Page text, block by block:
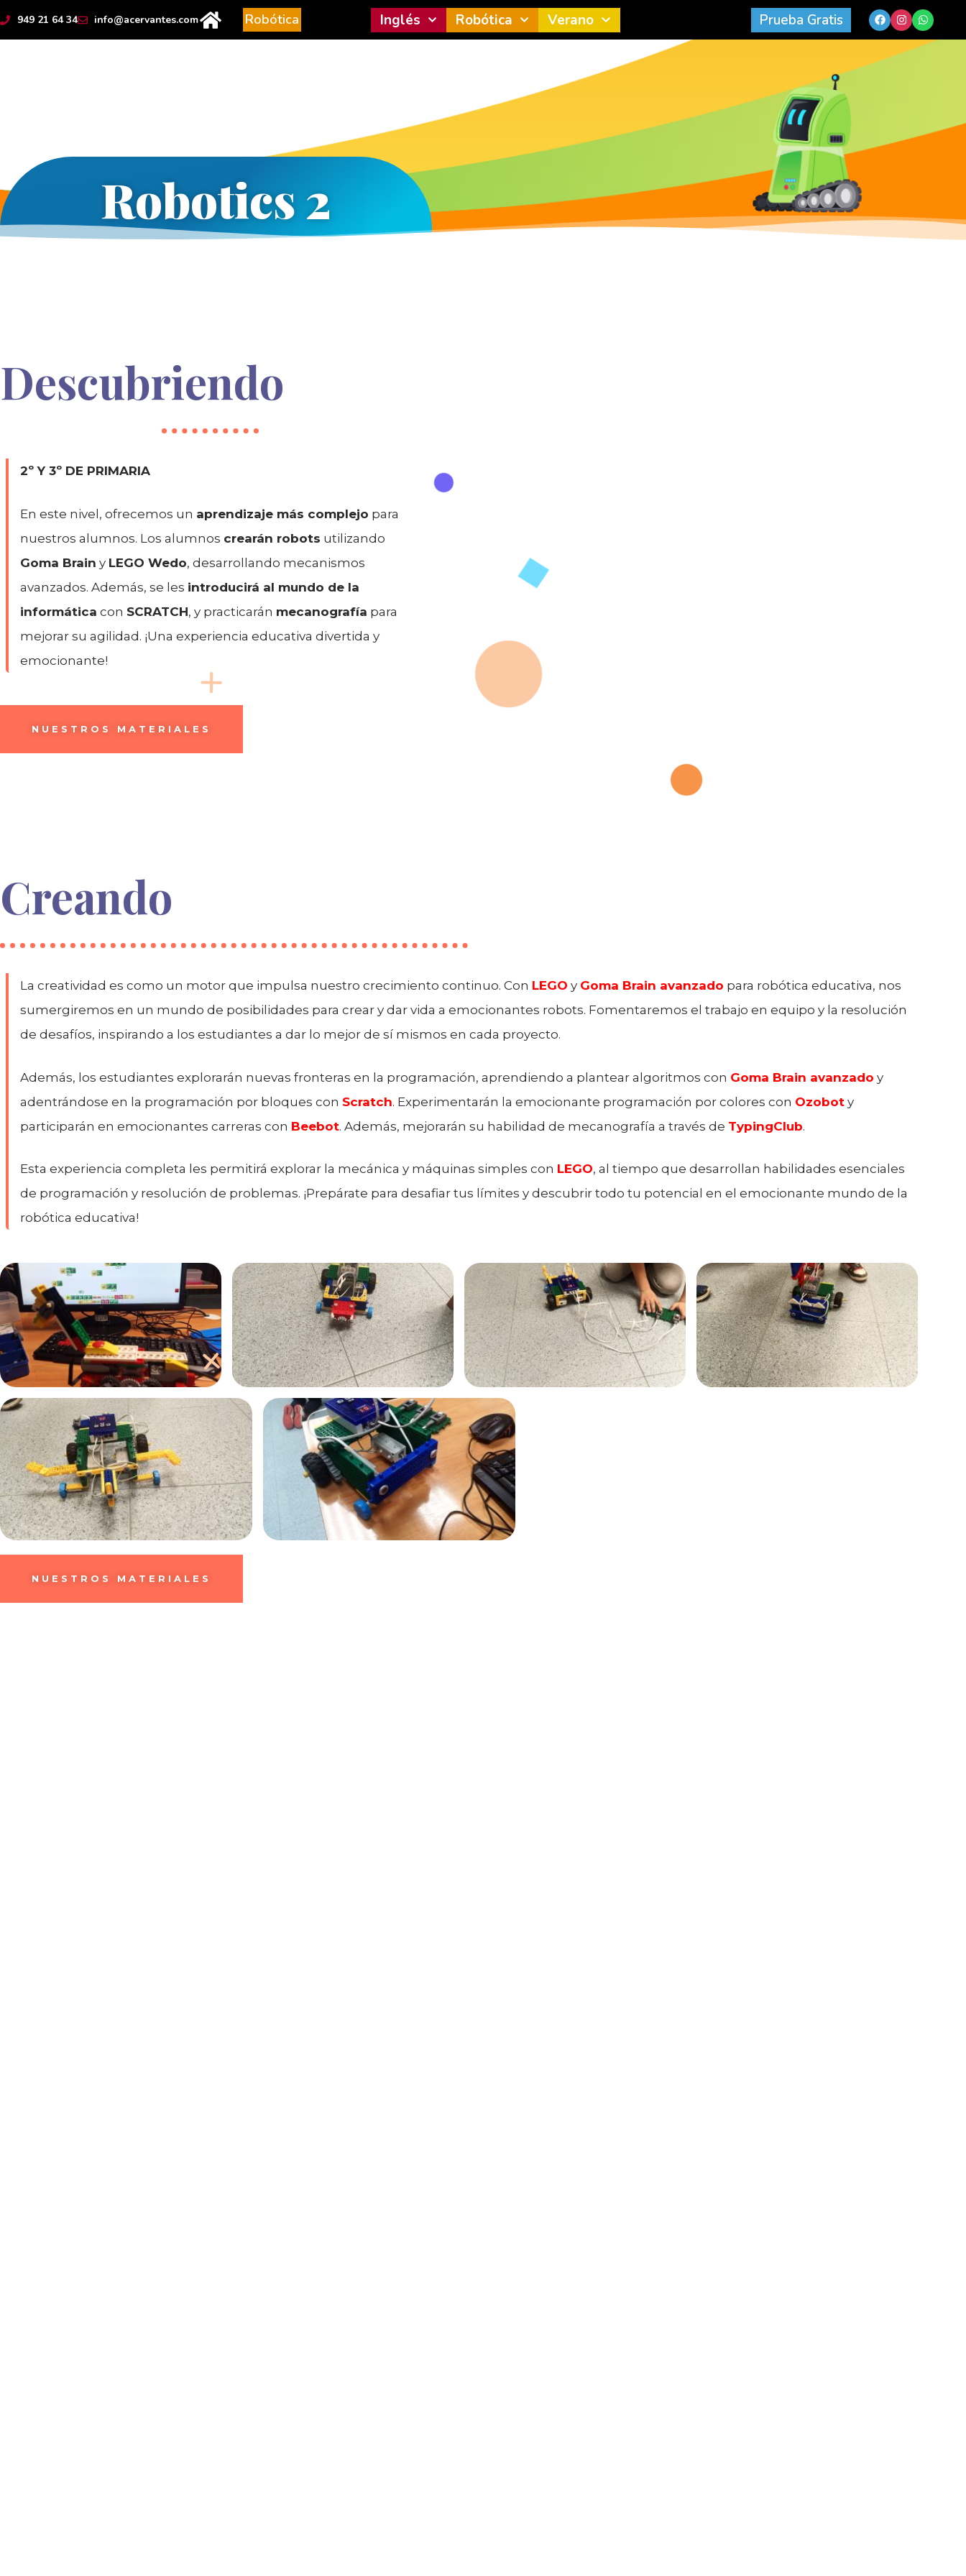
949 21 64 34 info@acervantes.com Robótica Inglés Robótica Verano Prueba Gratis
Robotics 2
Descubriendo
2º Y 3º DE PRIMARIA
En este nivel, ofrecemos un aprendizaje más complejo para
nuestros alumnos. Los alumnos crearán robots utilizando
Goma Brain y LEGO Wedo, desarrollando mecanismos
avanzados. Además, se les introducirá al mundo de la
informática con SCRATCH, y practicarán mecanografía para
mejorar su agilidad. ¡Una experiencia educativa divertida y
emocionante!
NUESTROS MATERIALES
Creando
La creatividad es como un motor que impulsa nuestro crecimiento continuo. Con LEGO y Goma Brain avanzado para robótica educativa, nos
sumergiremos en un mundo de posibilidades para crear y dar vida a emocionantes robots. Fomentaremos el trabajo en equipo y la resolución
de desafíos, inspirando a los estudiantes a dar lo mejor de sí mismos en cada proyecto.
Además, los estudiantes explorarán nuevas fronteras en la programación, aprendiendo a plantear algoritmos con Goma Brain avanzado y
adentrándose en la programación por bloques con Scratch. Experimentarán la emocionante programación por colores con Ozobot y
participarán en emocionantes carreras con Beebot. Además, mejorarán su habilidad de mecanografía a través de TypingClub.
Esta experiencia completa les permitirá explorar la mecánica y máquinas simples con LEGO, al tiempo que desarrollan habilidades esenciales
de programación y resolución de problemas. ¡Prepárate para desafiar tus límites y descubrir todo tu potencial en el emocionante mundo de la
robótica educativa!
NUESTROS MATERIALES